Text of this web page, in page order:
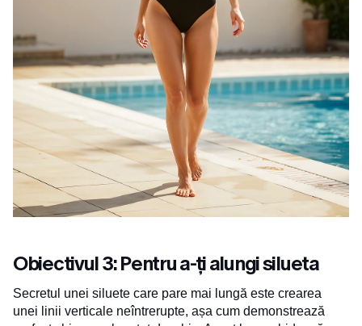
Obiectivul 3: Pentru a-ți alungi silueta
Secretul unei siluete care pare mai lungă este crearea
unei linii verticale neîntrerupte, așa cum demonstrează